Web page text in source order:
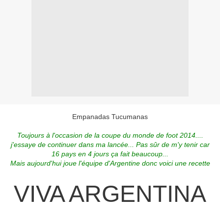
Empanadas Tucumanas
Toujours à l'occasion de la coupe du monde de foot 2014....
j'essaye de continuer dans ma lancée... Pas sûr de m'y tenir car
16 pays en 4 jours ça fait beaucoup...
Mais aujourd'hui joue l'équipe d'Argentine donc voici une recette
VIVA ARGENTINA